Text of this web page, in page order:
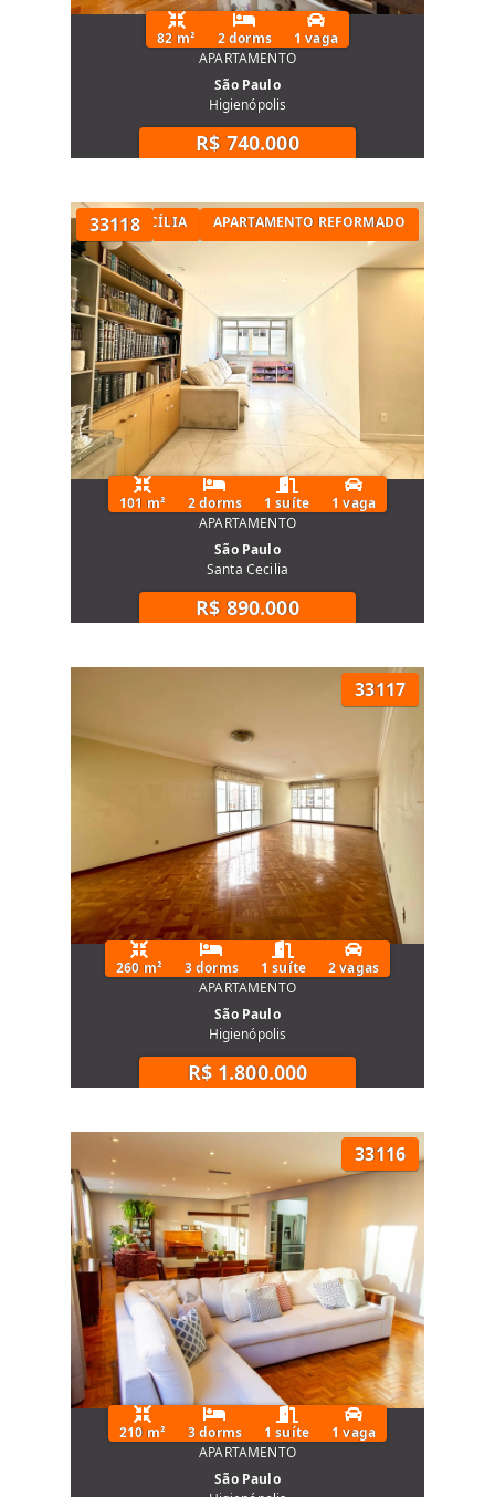
82 m² 2 dorms
1 vaga
APARTAMENTO
São Paulo
Higienópolis
R$ 740.000
33118
NA SANTA CECÍLIA APARTAMENTO REFORMADO
101 m² 2 dorms 1 suíte
1 vaga
APARTAMENTO
São Paulo
Santa Cecilia
R$ 890.000
33117
260 m² 3 dorms 1 suíte
2 vagas
APARTAMENTO
São Paulo
Higienópolis
R$ 1.800.000
33116
210 m² 3 dorms 1 suíte
1 vaga
APARTAMENTO
São Paulo